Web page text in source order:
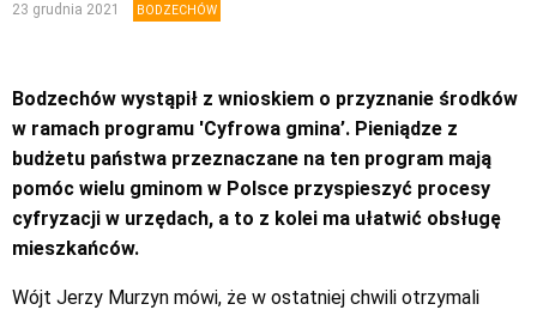
23 grudnia 2021 BODZECHÓW
Bodzechów wystąpił z wnioskiem o przyznanie środków
w ramach programu 'Cyfrowa gmina’. Pieniądze z
budżetu państwa przeznaczane na ten program mają
pomóc wielu gminom w Polsce przyspieszyć procesy
cyfryzacji w urzędach, a to z kolei ma ułatwić obsługę
mieszkańców.
Wójt Jerzy Murzyn mówi, że w ostatniej chwili otrzymali